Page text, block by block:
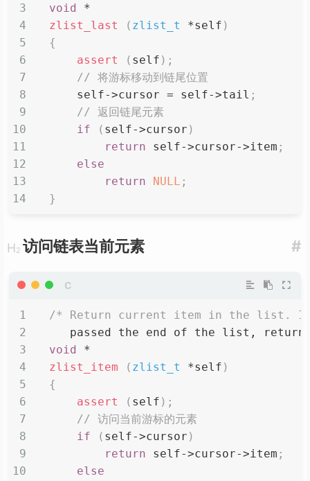
void
*
zlist_last
( zlist_t *self )
{
assert
( self ) ;
// 将游标移动到链尾位置
    self
->cursor = self->tail ;
// 返回链尾元素
if
( self->cursor )
return self->cursor->item ;
else
return
NULL ;
}
#
访问链表当前元素
/* Return current item in the list.
passed the end of the list,
void
*
zlist_item
( zlist_t *self )
{
assert
( self ) ;
// 访问当前游标的元素
if
( self->cursor )
return self->cursor->item ;
else